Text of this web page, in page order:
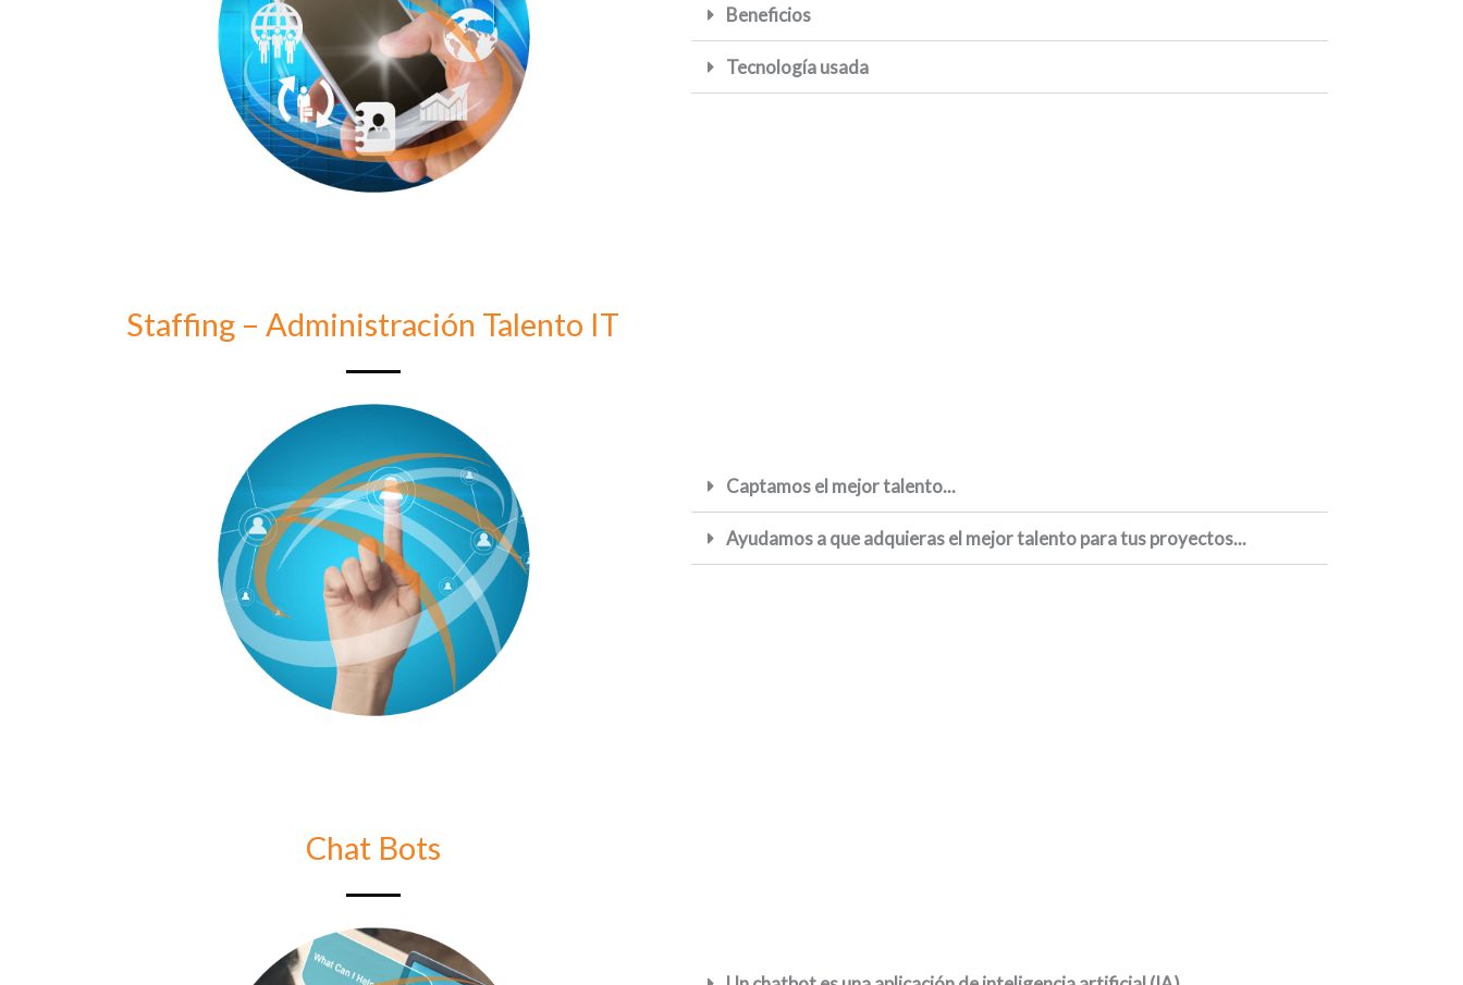
Beneficios
Tecnología usada
Staffing – Administración Talento IT
Captamos el mejor talento...
Ayudamos a que adquieras el mejor talento para tus proyectos...
Chat Bots